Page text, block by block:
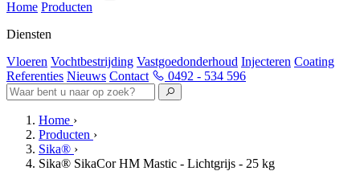
Home Producten
Diensten
Vloeren Vochtbestrijding Vastgoedonderhoud Injecteren Coating
Referenties Nieuws Contact 0492 - 534 596
Home ›
Producten ›
Sika® ›
Sika® SikaCor HM Mastic - Lichtgrijs - 25 kg